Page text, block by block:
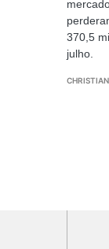
370,5
julho.